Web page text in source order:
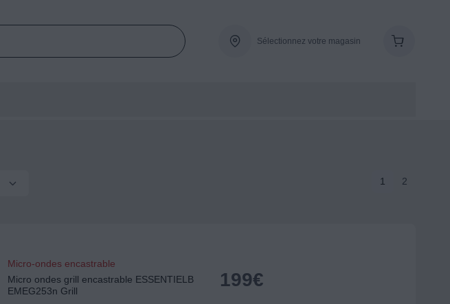
Sélectionnez votre magasin
1 2
Micro-ondes encastrable
Micro ondes grill encastrable ESSENTIELB
EMEG253n Grill
199€